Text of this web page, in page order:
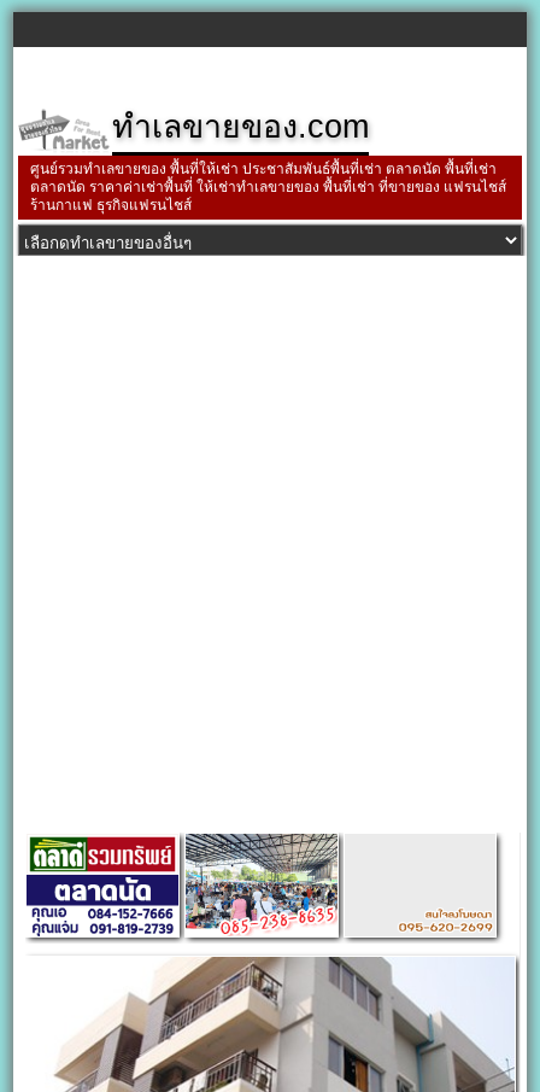
ทำเลขายของ.com
ศูนย์รวมทำเลขายของ พื้นที่ให้เช่า ประชาสัมพันธ์พื้นที่เช่า ตลาดนัด พื้นที่เช่า
ตลาดนัด ราคาค่าเช่าพื้นที่ ให้เช่าทำเลขายของ พื้นที่เช่า ที่ขายของ แฟรนไชส์
ร้านกาแฟ ธุรกิจแฟรนไชส์